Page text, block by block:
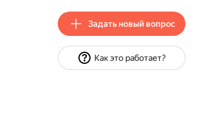
Задать новый вопрос
Как это работает?